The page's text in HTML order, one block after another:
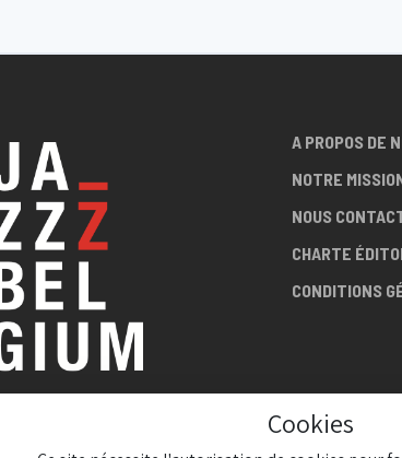
TOUT SUR LA SCÈNE
A PROPOS DE
NOTRE
NOUS
CHARTE
CONDITIONS
Cookies